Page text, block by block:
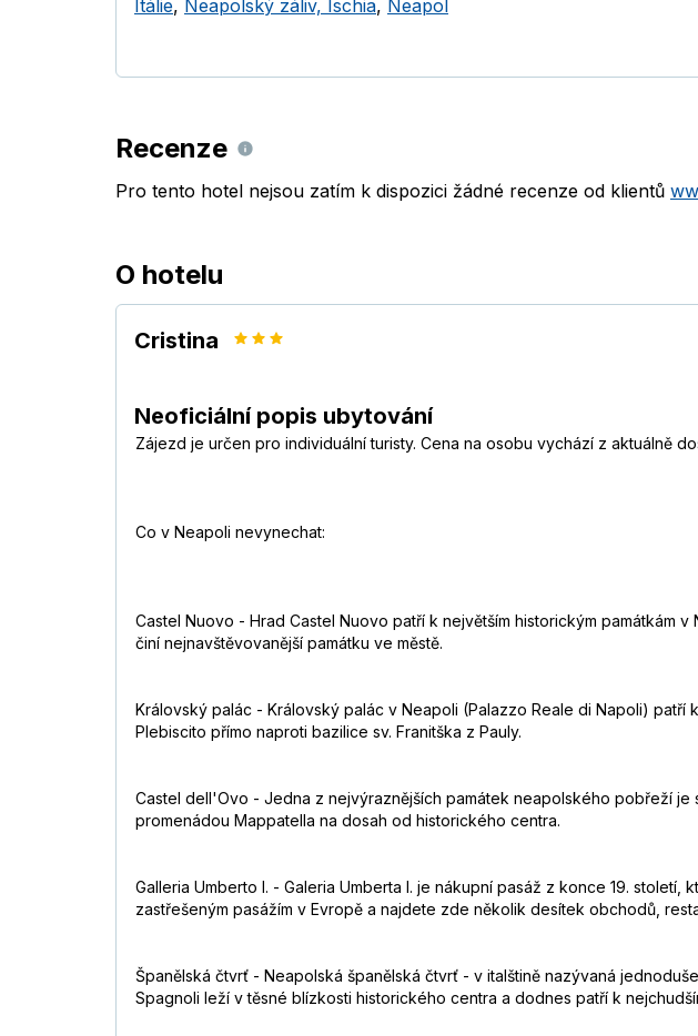
Itálie, Neapolský záliv, Ischia, Neapol
Recenze
Pro tento hotel nejsou zatím k dispozici žádné recenze od klientů
O hotelu
Cristina
Neoficiální popis ubytování
Zájezd je určen pro individuální turisty. Cena na osobu vychází z aktuálně
Co v Neapoli nevynechat:
Castel Nuovo - Hrad Castel Nuovo patří k největším historickým památkám
činí nejnavštěvovanější památku ve městě.
Královský palác - Královský palác v Neapoli (Palazzo Reale di Napoli) patří
Plebiscito přímo naproti bazilice sv. Franitška z Pauly.
Castel dell'Ovo - Jedna z nejvýraznějších památek neapolského pobřeží
promenádou Mappatella na dosah od historického centra.
Galleria Umberto I. - Galeria Umberta I. je nákupní pasáž z konce 19.
zastřešeným pasážím v Evropě a najdete zde několik desítek obchodů,
Španělská čtvrť - Neapolská španělská čtvrť - v italštině nazývaná
Spagnoli leží v těsné blízkosti historického centra a dodnes patří k